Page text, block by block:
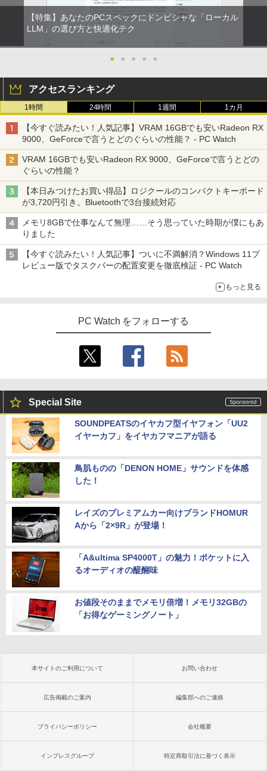
【特集】あなたのPCスペックにドンピシャな「ローカル
LLM」の選び方と快適化テク
● ● ● ● ●
アクセスランキング
1時間 24時間 1週間 1カ月
【今すぐ読みたい！人気記事】VRAM 16GBでも安いRadeon RX
9000、GeForceで言うとどのぐらいの性能？ - PC Watch
VRAM 16GBでも安いRadeon RX 9000、GeForceで言うとどの
ぐらいの性能？
【本日みつけたお買い得品】ロジクールのコンパクトキーボード
が3,720円引き。Bluetoothで3台接続対応
メモリ8GBで仕事なんて無理……そう思っていた時期が僕にもあ
りました
【今すぐ読みたい！人気記事】ついに不満解消？Windows 11プ
レビュー版でタスクバーの配置変更を徹底検証 - PC Watch
もっと見る
PC Watch をフォローする
Special Site
SOUNDPEATSのイヤカフ型イヤフォン「UU2
イヤーカフ」をイヤカフマニアが語る
鳥肌ものの「DENON HOME」サウンドを体感
した！
レイズのプレミアムカー向けブランドHOMUR
Aから「2×9R」が登場！
「A&ultima SP4000T」の魅力！ポケットに入
るオーディオの醍醐味
お値段そのままでメモリ倍増！メモリ32GBの
「お得なゲーミングノート」
本サイトのご利用について お問い合わせ
広告掲載のご案内 編集部へのご連絡
プライバシーポリシー 会社概要
インプレスグループ 特定商取引法に基づく表示